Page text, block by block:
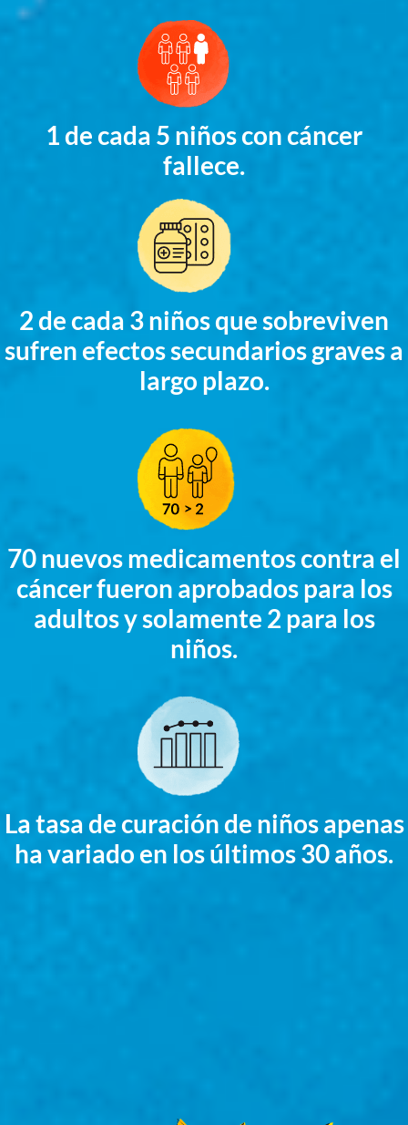
1 de cada 5 niños con cáncer
fallece.
2 de cada 3 niños que sobreviven
sufren efectos secundarios graves a
largo plazo.
70 nuevos medicamentos contra el
cáncer fueron aprobados para los
adultos y solamente 2 para los
niños.
La tasa de curación de niños apenas
ha variado en los últimos 30 años.